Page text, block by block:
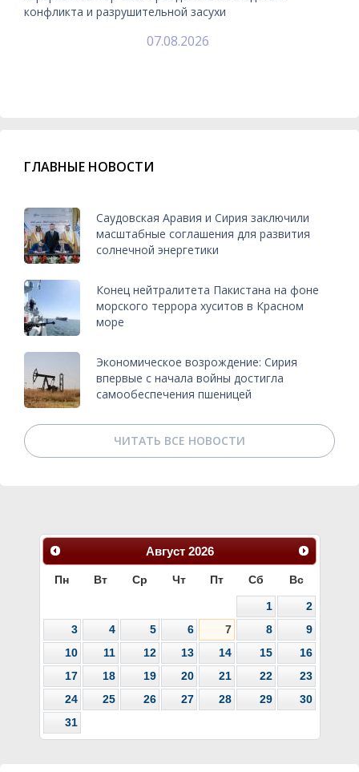
конфликта и разрушительной засухи
07.08.2026
ГЛАВНЫЕ НОВОСТИ
Саудовская Аравия и Сирия заключили
масштабные соглашения для развития
солнечной энергетики
Конец нейтралитета Пакистана на фоне
морского террора хуситов в Красном
море
Экономическое возрождение: Сирия
впервые с начала войны достигла
самообеспечения пшеницей
ЧИТАТЬ ВСЕ НОВОСТИ
Август 2026
Пн Вт Ср Чт Пт Сб Вс
1
2
3
4 5 6 7 8
9
10
11 12 13 14 15
16
17
18 19 20 21 22
23
24
25 26 27 28 29
30
31